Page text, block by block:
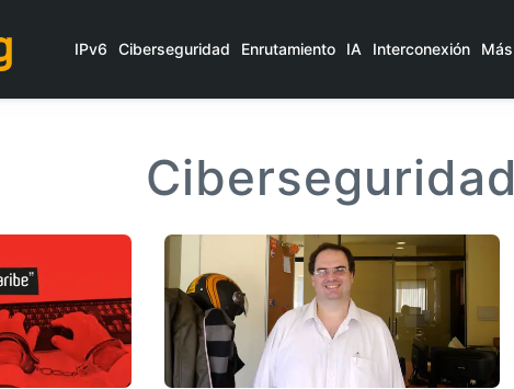
IPv6 Ciberseguridad Enrutamiento IA Interconexión Más
Ciberseguridad